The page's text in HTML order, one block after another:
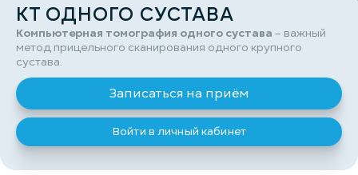
КТ ОДНОГО СУСТАВА
Компьютерная томография одного сустава – важный
метод прицельного сканирования одного крупного
сустава.
Записаться на приём
Войти в личный кабинет